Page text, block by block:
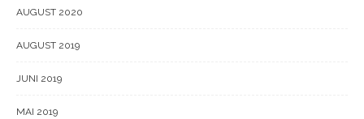
AUGUST 2020
AUGUST 2019
JUNI 2019
MAI 2019